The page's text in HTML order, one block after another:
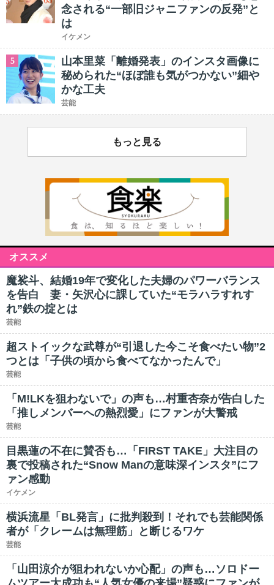
念される“一部旧ジャニファンの反発”と
は
イケメン
5
山本里菜「離婚発表」のインスタ画像に
秘められた“ほぼ誰も気がつかない”細や
かな工夫
芸能
もっと見る
オススメ
魔裟斗、結婚19年で変化した夫婦のパワーバランス
を告白 妻・矢沢心に課していた“モラハラすれす
れ”鉄の掟とは
芸能
超ストイックな武尊が“引退した今こそ食べたい物”2
つとは「子供の頃から食べてなかったんで」
芸能
「M!LKを狙わないで」の声も…村重杏奈が告白した
「推しメンバーへの熱烈愛」にファンが大警戒
芸能
目黒蓮の不在に賛否も…「FIRST TAKE」大注目の
裏で投稿された“Snow Manの意味深インスタ”にフ
ァン感動
イケメン
横浜流星「BL発言」に批判殺到！それでも芸能関係
者が「クレームは無理筋」と断じるワケ
芸能
「山田涼介が狙われないか心配」の声も…ソロドー